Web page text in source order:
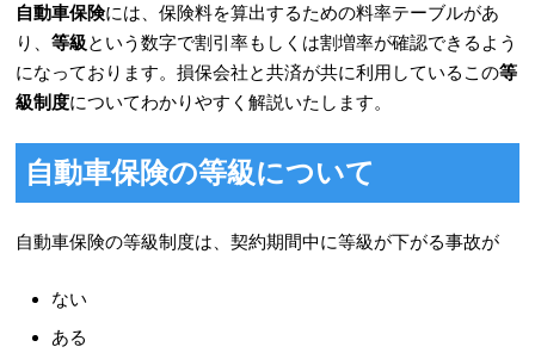
自動車保険には、保険料を算出するための料率テーブルがあ
り、等級という数字で割引率もしくは割増率が確認できるよう
になっております。損保会社と共済が共に利用しているこの等
級制度についてわかりやすく解説いたします。
自動車保険の等級について
自動車保険の等級制度は、契約期間中に等級が下がる事故が
ない
ある